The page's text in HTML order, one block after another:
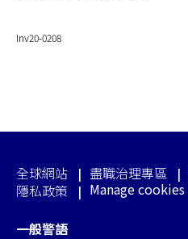
Inv20-0208
全球網站 盡職治理專區
隱私政策
Manage cookies
一般警語